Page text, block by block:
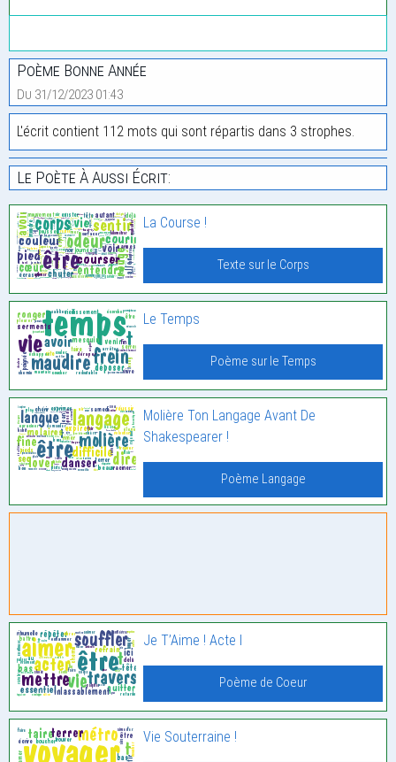
Poème Bonne Année
Du 31/12/2023 01:43
L'écrit contient 112 mots qui sont répartis dans 3 strophes.
Le Poète À Aussi Écrit:
La Course !
Texte sur le Corps
Le Temps
Poème sur le Temps
Molière Ton Langage Avant De
Shakespearer !
Poème Langage
Je T’Aime ! Acte I
Poème de Coeur
Vie Souterraine !